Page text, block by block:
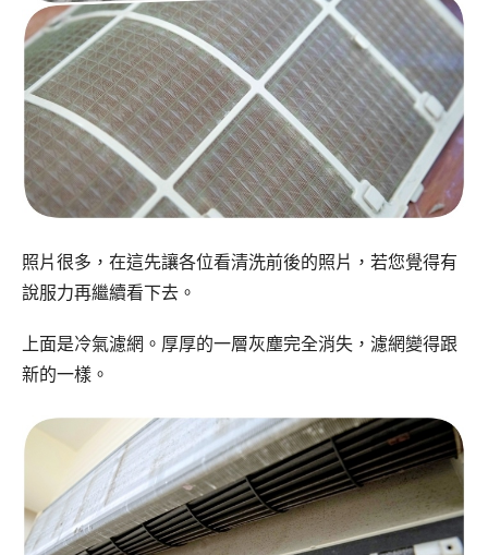
照片很多，在這先讓各位看清洗前後的照片，若您覺得有
說服力再繼續看下去。
上面是冷氣濾網。厚厚的一層灰塵完全消失，濾網變得跟
新的一樣。